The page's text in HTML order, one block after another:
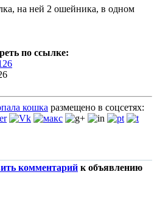
на ней 2 ошейника, в одном
по ссылке:
кошка размещено в соцсетях:
комментарий к объявлению